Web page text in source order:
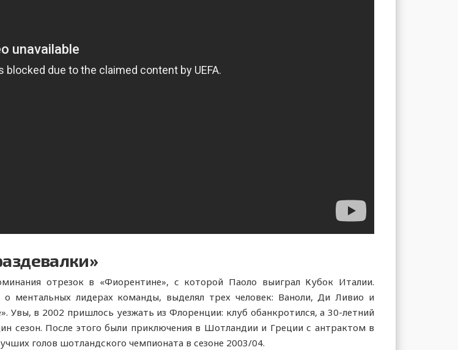
отрезок в «Фиорентине», с которой Паоло выиграл Кубок Италии.
ментальных лидерах команды, выделял трех человек: Ваноли, Ди Ливио и
Увы, в 2002 пришлось уезжать из Флоренции: клуб обанкротился, а 30-летний
сезон. После этого были приключения в Шотландии и Греции с антрактом в
голов шотландского чемпионата в сезоне 2003/04.